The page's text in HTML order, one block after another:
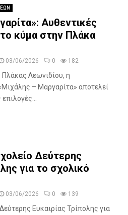
Αυθεντικές
κύμα στην Πλάκα
03/06/2026 0 182
Πλάκας Λεωνιδίου, η
– Μαργαρίτα» αποτελεί
Δεύτερης
για το σχολικό
03/06/2026 0 139
Ευκαιρίας Τρίπολης για